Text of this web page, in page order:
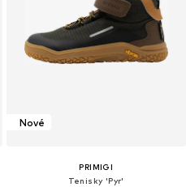
Nové
PRIMIGI
Tenisky 'Pyr'